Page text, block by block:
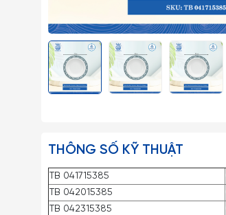
THÔNG SỐ KỸ THUẬT
TB 041715385
TB 042015385
TB 042315385